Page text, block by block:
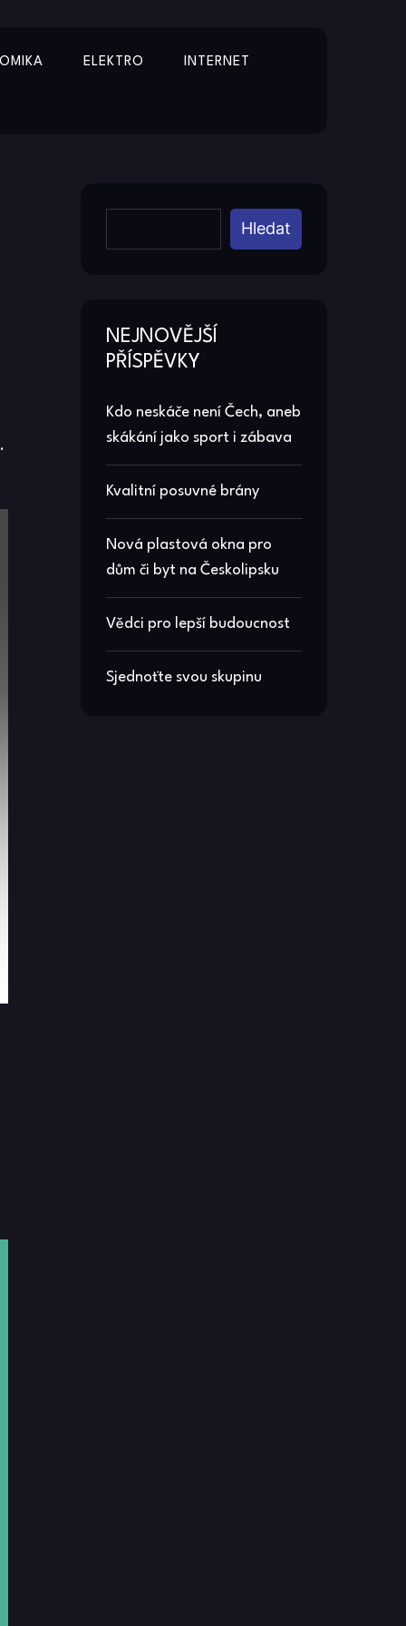
ELEKTRO INTERNET
Hledat
NEJNOVĚJŠÍ
PŘÍSPĚVKY
Kdo neskáče není Čech, aneb
skákání jako sport i zábava
Kvalitní posuvné brány
Nová plastová okna pro
dům či byt na Českolipsku
Vědci pro lepší budoucnost
Sjednoťte svou skupinu